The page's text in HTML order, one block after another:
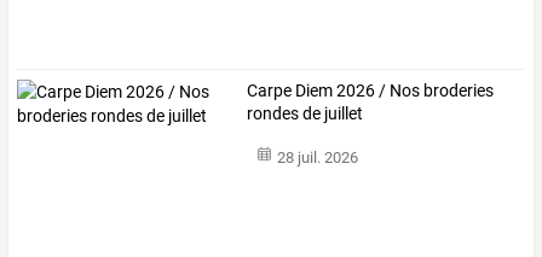
Carpe Diem 2026 / Nos broderies
rondes de juillet
28 juil. 2026